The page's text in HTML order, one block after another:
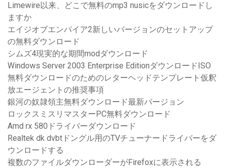
Limewire以来、どこで無料のmp3 nusicをダウンロードし
ますか
エイジオブエンパイア2新しいバージョンのセットアップ
の無料ダウンロード
シムズ4現実的な期間modダウンロード
Windows Server 2003 Enterprise EditionダウンロードISO
無料ダウンロードのためのレターヘッドテンプレート仮釈
放エージェントの推奨事項
銀河の奴隷領主無料ダウンロード最新バージョン
ロックスミスリマスターPC無料ダウンロード
Amd rx 580ドライバーダウンロード
Realtek dk dvbtドングル用のTVチューナードライバーをダ
ウンロードする
複数のファイルダウンローダーがFirefoxに表示される